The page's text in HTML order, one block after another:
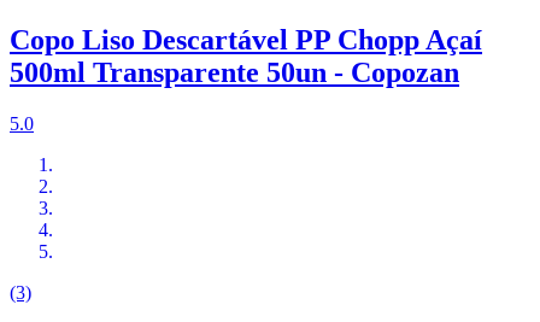
Copo Liso Descartável PP Chopp Açaí
500ml Transparente 50un - Copozan
5.0
(3)